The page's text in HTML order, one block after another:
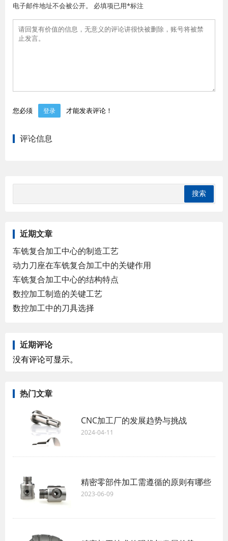
电子邮件地址不会被公开。 必填项已用*标注
您必须 登录 才能发表评论！
评论信息
近期文章
车铣复合加工中心的制造工艺
动力刀座在车铣复合加工中的关键作用
车铣复合加工中心的结构特点
数控加工制造的关键工艺
数控加工中的刀具选择
近期评论
没有评论可显示。
热门文章
CNC加工厂的发展趋势与挑战
2024-04-11
精密零部件加工需遵循的原则有哪些
2023-06-09